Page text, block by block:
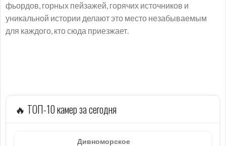
фьордов, горных пейзажей, горячих источников и
уникальной истории делают это место незабываемым
для каждого, кто сюда приезжает.
🔥 ТОП-10 камер за сегодня
Дивноморское